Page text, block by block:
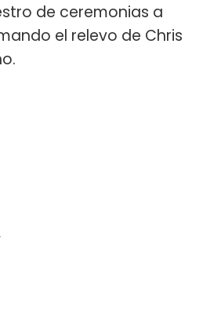
de ceremonias a
el relevo de Chris